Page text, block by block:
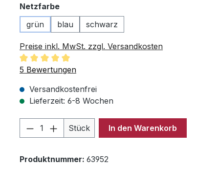
Netzfarbeauswählen
grün
blau schwarz
Preise inkl. MwSt. zzgl. Versandkosten
Durchschnittliche Bewertung von 5 von 5 Sternen
5 Bewertungen
Versandkostenfrei
Lieferzeit: 6-8 Wochen
Produkt Anzahl: Gib den
Stück In den Warenkorb
Produktnummer: 63952